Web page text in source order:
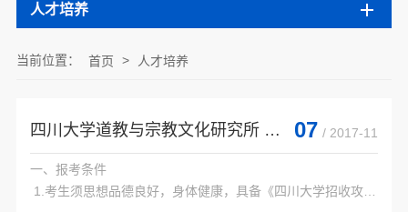
人才培养
当前位置： 首页 > 人才培养
四川大学道教与宗教文化研究所 2018年申请考核制博士研究生招生简章 07 / 2017-11
一、报考条件
1.考生须思想品德良好，身体健康，具备《四川大学招收攻读